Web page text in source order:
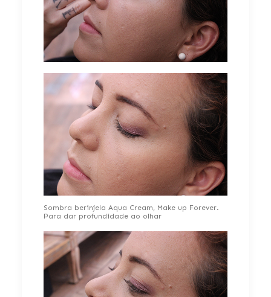
Sombra berinjela Aqua Cream, Make up Forever.
Para dar profundidade ao olhar